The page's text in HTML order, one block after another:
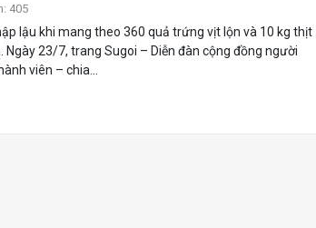
405
lậu khi mang theo 360 quả trứng vịt lộn và 10 kg thịt
23/7, trang Sugoi – Diễn đàn cộng đồng người
viên – chia...